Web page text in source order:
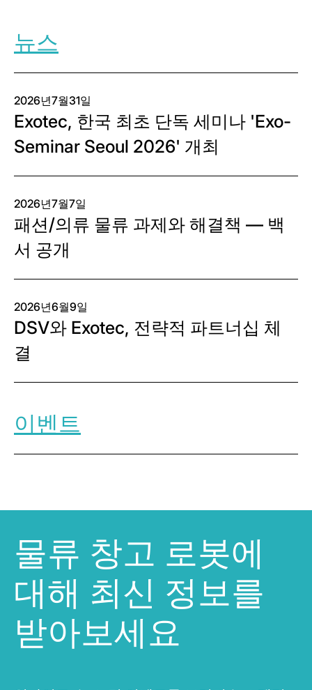
뉴스
2026년7월31일
Exotec, 한국 최초 단독 세미나 'Exo-
Seminar Seoul 2026' 개최
2026년7월7일
패션/의류 물류 과제와 해결책 — 백
서 공개
2026년6월9일
DSV와 Exotec, 전략적 파트너십 체
결
이벤트
물류 창고 로봇에
대해 최신 정보를
받아보세요